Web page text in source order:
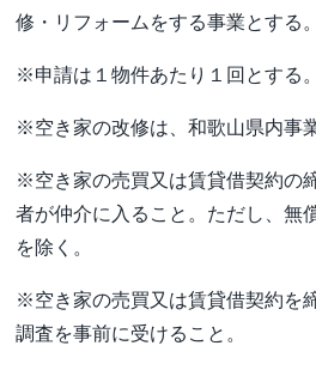
修・リフォームをする事業とする。
※申請は１物件あたり１回とする。
※空き家の改修は、和歌山県内事
※空き家の売買又は賃貸借契約の
者が仲介に入ること。ただし、無
を除く。
※空き家の売買又は賃貸借契約を
調査を事前に受けること。